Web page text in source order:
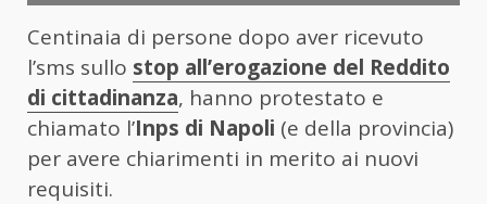
Centinaia di persone dopo aver ricevuto
l’sms sullo stop all’erogazione del Reddito
di cittadinanza, hanno protestato e
chiamato l’Inps di Napoli (e della provincia)
per avere chiarimenti in merito ai nuovi
requisiti.